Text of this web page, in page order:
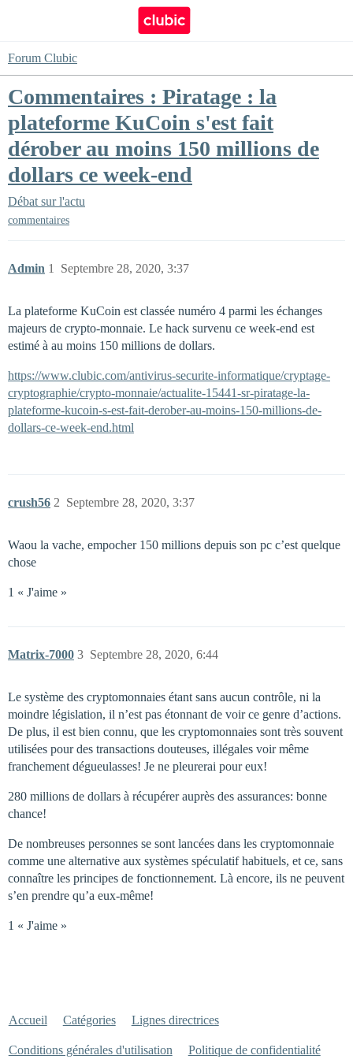
Forum Clubic
Commentaires : Piratage : la
plateforme KuCoin s'est fait
dérober au moins 150 millions de
dollars ce week-end
Débat sur l'actu
commentaires
Admin Septembre 28, 2020, 3:37
1
La plateforme KuCoin est classée numéro 4 parmi les échanges
majeurs de crypto-monnaie. Le hack survenu ce week-end est
estimé à au moins 150 millions de dollars.
https://www.clubic.com/antivirus-securite-informatique/cryptage-
cryptographie/crypto-monnaie/actualite-15441-sr-piratage-la-
plateforme-kucoin-s-est-fait-derober-au-moins-150-millions-de-
dollars-ce-week-end.html
crush56 Septembre 28, 2020, 3:37
2
Waou la vache, empocher 150 millions depuis son pc c’est quelque
chose
1 « J'aime »
Matrix-7000 Septembre 28, 2020, 6:44
3
Le système des cryptomonnaies étant sans aucun contrôle, ni la
moindre législation, il n’est pas étonnant de voir ce genre d’actions.
De plus, il est bien connu, que les cryptomonnaies sont très souvent
utilisées pour des transactions douteuses, illégales voir même
franchement dégueulasses! Je ne pleurerai pour eux!
280 millions de dollars à récupérer auprès des assurances: bonne
chance!
De nombreuses personnes se sont lancées dans les cryptomonnaie
comme une alternative aux systèmes spéculatif habituels, et ce, sans
connaître les principes de fonctionnement. Là encore, ils ne peuvent
s’en prendre qu’a eux-même!
1 « J'aime »
Accueil Catégories Lignes directrices
Conditions générales d'utilisation Politique de confidentialité